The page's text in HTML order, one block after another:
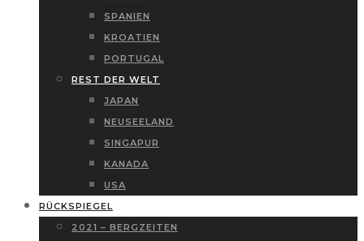
SPANIEN
KROATIEN
PORTUGAL
REST DER WELT
JAPAN
NEUSEELAND
SINGAPUR
KANADA
USA
RÜCKSPIEGEL
2021 – BERGZEITEN